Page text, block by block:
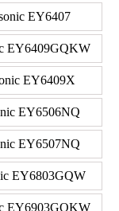
EY6407
EY6409GQKW
EY6409X
EY6506NQ
EY6507NQ
EY6803GQW
EY6903GQKW